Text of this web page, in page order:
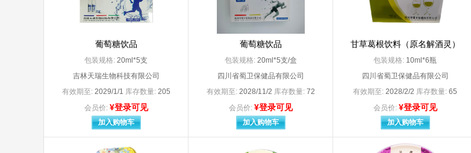
Armstrong Medical Ltd
AstraZeneca AB
Bayer AG
Bayer AG （拜耳医药保健有限公司分装）
Bayer S.A（拜耳医药保健有限公司启东分公司分包装）
Becton， Dickinso and Company
BerLin-Chemie AG
Boehringer Ingelheim Ellas A.E.（上海勃林格殷格翰药业有限公司分包装 Boehringer
Boehringer Ingelhlim Pharma GmbH＆Co. KG
Boehringer Ingelheim Pharma GmbH ＆CO.KG Chiesi
Ethicon LLC
Ethicon. LLC爱惜康有限责任公司（代理人：强生（上海）医疗器材有限公司） Famar SA
Fresenius Kabi Austria Gmbh
Fresenius Kabi Austria GmbH宿州亿帆药业有限公司分包装
Gedeon Richter Plc
Glaxo Operations UK Limited Glaxo Wellcome
Glaxo Wellcome S.A.
Glaxo Wellcome SA Glaxo
HAWO GmbH（德
葡萄糖饮品
包装规格: 20ml*5支
吉林天瑞生物科技有限公司
有效期至: 2029/1/1 库存数量: 205
会员价: ¥登录可见
加入购物车
葡萄糖饮品
包装规格: 20ml*5支/盒
四川省蜀卫保健品有限公司
有效期至: 2028/11/2 库存数量: 72
会员价: ¥登录可见
加入购物车
甘草葛根饮料（原名解酒灵）
包装规格: 10ml*6瓶
四川省蜀卫保健品有限公司
有效期至: 2028/2/2 库存数量: 65
会员价: ¥登录可见
加入购物车